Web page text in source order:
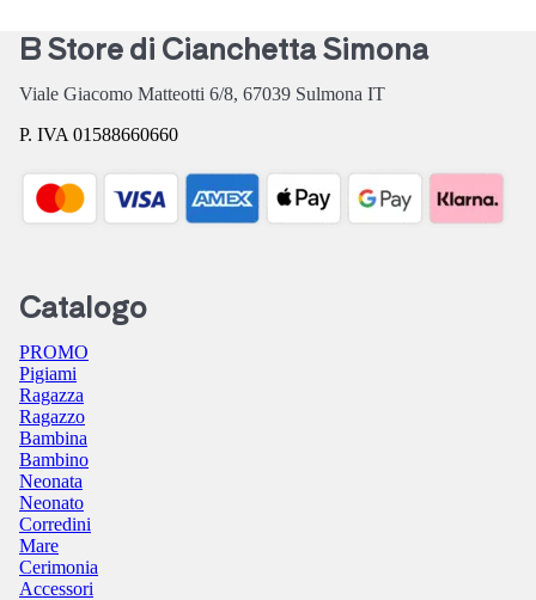
B Store di Cianchetta Simona
Viale Giacomo Matteotti 6/8, 67039 Sulmona IT
P. IVA 01588660660
Catalogo
PROMO
Pigiami
Ragazza
Ragazzo
Bambina
Bambino
Neonata
Neonato
Corredini
Mare
Cerimonia
Accessori